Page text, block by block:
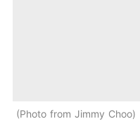
Photo from Jimmy Choo